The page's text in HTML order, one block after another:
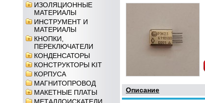
ИЗОЛЯЦИОННЫЕ
МАТЕРИАЛЫ
ИНСТРУМЕНТ И
МАТЕРИАЛЫ
КНОПКИ,
ПЕРЕКЛЮЧАТЕЛИ
КОНДЕНСАТОРЫ
КОНСТРУКТОРЫ KIT
КОРПУСА
МАГНИТОПРОВОД
МАКЕТНЫЕ ПЛАТЫ
Описание